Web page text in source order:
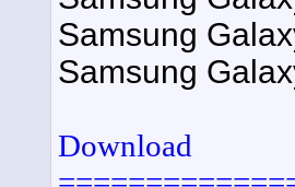
Samsung
Samsung
Download